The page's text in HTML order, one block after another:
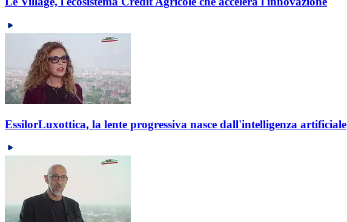
EssilorLuxottica, la lente progressiva nasce dall'intelligenza artificiale